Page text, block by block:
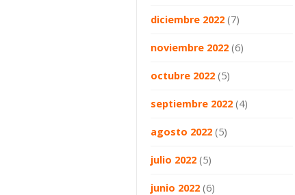
diciembre 2022 (7)
noviembre 2022 (6)
octubre 2022 (5)
septiembre 2022 (4)
agosto 2022 (5)
julio 2022 (5)
junio 2022 (6)